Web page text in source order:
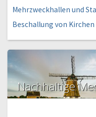
Mehrzweckhallen und
Beschallung von Kirchen
Nachhaltige